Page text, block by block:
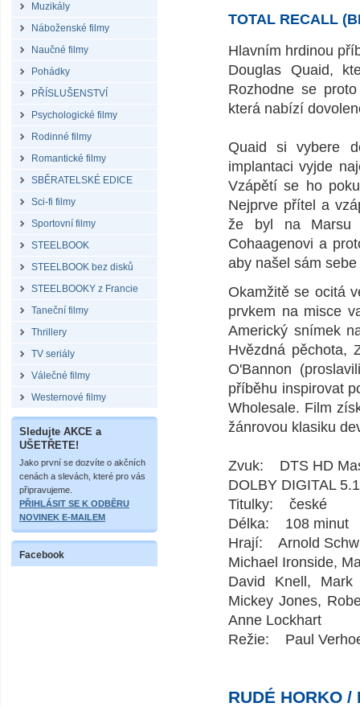
Muzikály
Náboženské filmy
Naučné filmy
Pohádky
PŘÍSLUŠENSTVÍ
Psychologické filmy
Rodinné filmy
Romantické filmy
SBĚRATELSKÉ EDICE
Sci-fi filmy
Sportovní filmy
STEELBOOK
STEELBOOK bez disků
STEELBOOKY z Francie
Taneční filmy
Thrillery
TV seriály
Válečné filmy
Westernové filmy
Sledujte AKCE a
UŠETŘETE!
Jako první se dozvíte o akčních
cenách a slevách, které pro vás
připravujeme.
PŘIHLÁSIT SE K ODBĚRU
NOVINEK E-MAILEM
Facebook
TOTAL RECALL
Hlavním hrdinou
Douglas Quaid,
Rozhodne se
která nabízí
Quaid si vybere
implantaci vyjde
Vzápětí se ho
Nejprve přítel a
že byl na Marsu
Cohaagenovi a
aby našel sám
Okamžitě se ocitá
prvkem na misce
Americký snímek
Hvězdná pěchota,
O'Bannon
příběhu inspirovat
Wholesale. Film
žánrovou klasiku
Zvuk: DTS HD
DOLBY DIGITAL
Titulky: české
Délka: 108 minut
Hrají: Arnold
Michael Ironside,
David Knell, Mark
Mickey Jones,
Anne Lockhart
Režie: Paul
RUDÉ HORKO /